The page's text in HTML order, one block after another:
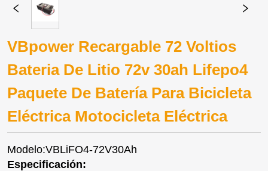
VBpower Recargable 72 Voltios
Bateria De Litio 72v 30ah Lifepo4
Paquete De Batería Para Bicicleta
Eléctrica Motocicleta Eléctrica
Modelo:VBLiFO4-72V30Ah
Especificación: